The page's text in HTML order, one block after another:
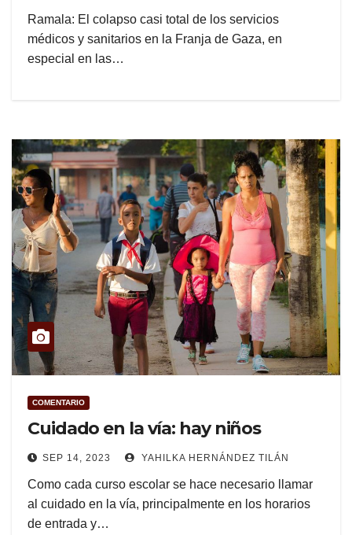
Ramala: El colapso casi total de los servicios
médicos y sanitarios en la Franja de Gaza, en
especial en las…
COMENTARIO
Cuidado en la vía: hay niños
SEP 14, 2023 YAHILKA HERNÁNDEZ TILÁN
Como cada curso escolar se hace necesario llamar
al cuidado en la vía, principalmente en los horarios
de entrada y…